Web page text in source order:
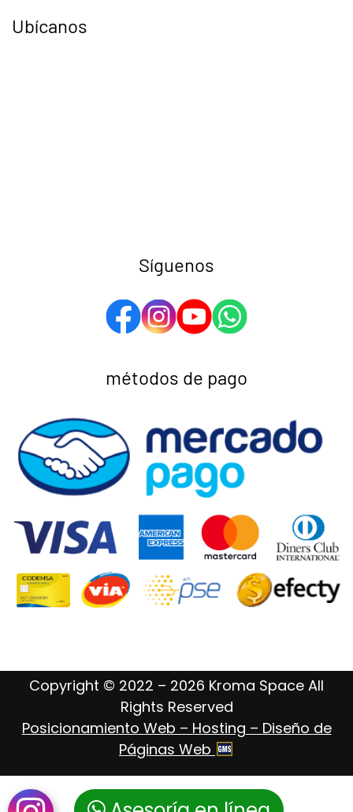
Ubícanos
Síguenos
métodos de pago
Copyright © 2022 – 2026 Kroma Space All
Rights Reserved
Posicionamiento Web – Hosting – Diseño de
Páginas Web